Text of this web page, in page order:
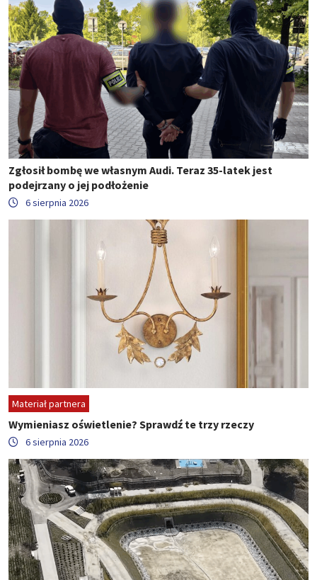
Zgłosił bombę we własnym Audi. Teraz 35-latek jest
podejrzany o jej podłożenie
6 sierpnia 2026
Materiał partnera
Wymieniasz oświetlenie? Sprawdź te trzy rzeczy
6 sierpnia 2026